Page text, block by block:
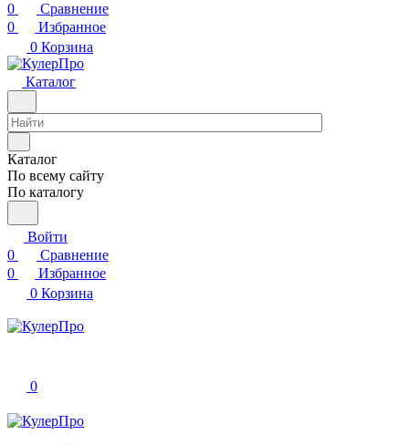
0
Сравнение
0
Избранное
0 Корзина
Каталог
Каталог
По всему сайту
По каталогу
Войти
0
Сравнение
0
Избранное
0 Корзина
0